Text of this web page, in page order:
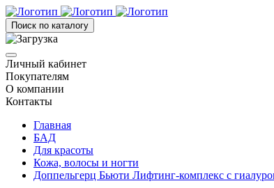
Поиск по каталогу
Личный кабинет
Покупателям
О компании
Контакты
Главная
БАД
Для красоты
Кожа, волосы и ногти
Доппельгерц Бьюти Лифтинг-комплекс с